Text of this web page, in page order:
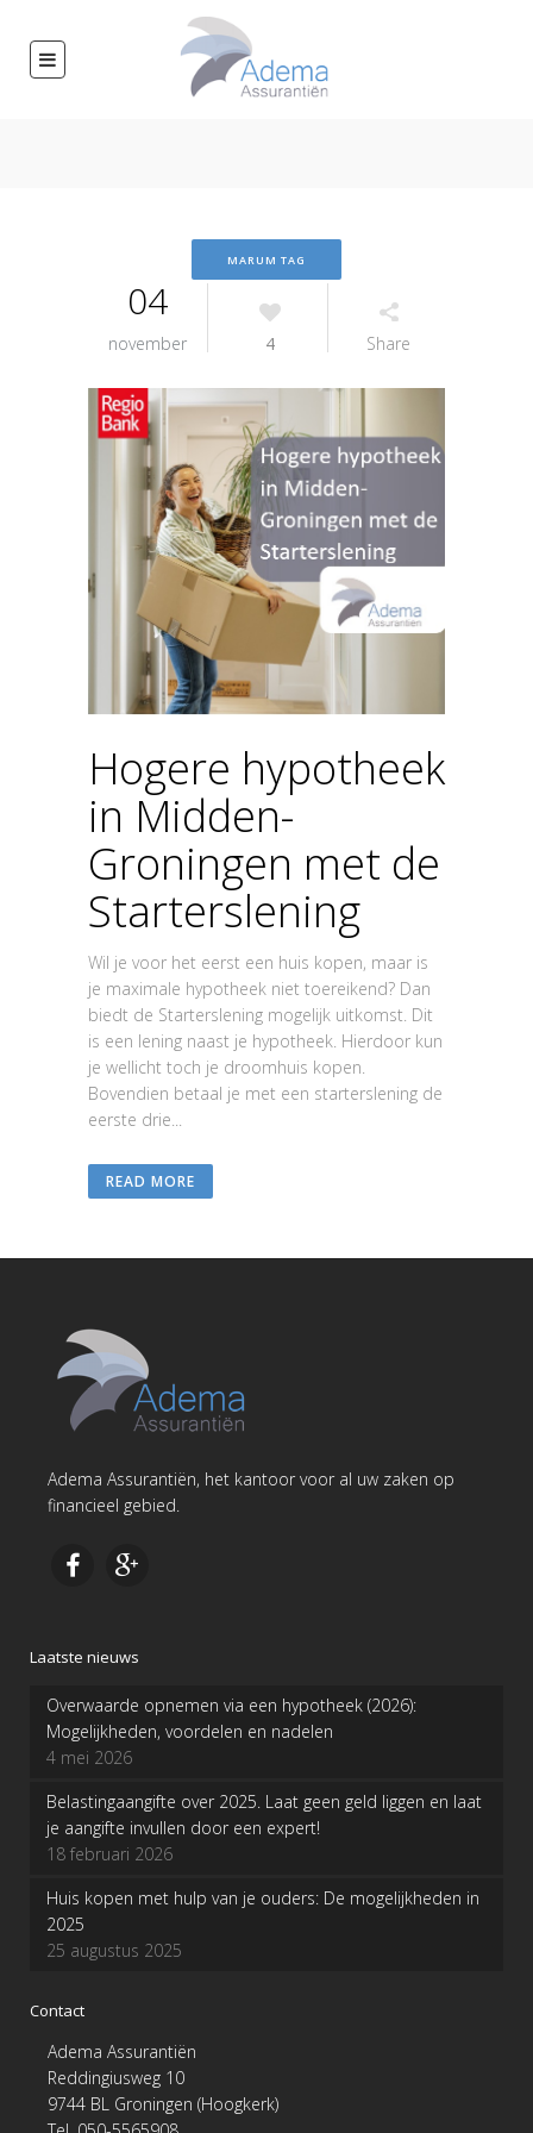
MARUM TAG
04
november 4 Share
Hogere hypotheek
in Midden-
Groningen met de
Starterslening
Wil je voor het eerst een huis kopen, maar is
je maximale hypotheek niet toereikend? Dan
biedt de Starterslening mogelijk uitkomst. Dit
is een lening naast je hypotheek. Hierdoor kun
je wellicht toch je droomhuis kopen.
Bovendien betaal je met een starterslening de
eerste drie...
READ MORE
Adema Assurantiën, het kantoor voor al uw zaken op
financieel gebied.
Laatste nieuws
Overwaarde opnemen via een hypotheek (2026):
Mogelijkheden, voordelen en nadelen
4 mei 2026
Belastingaangifte over 2025. Laat geen geld liggen en laat
je aangifte invullen door een expert!
18 februari 2026
Huis kopen met hulp van je ouders: De mogelijkheden in
2025
25 augustus 2025
Contact
Adema Assurantiën
Reddingiusweg 10
9744 BL Groningen (Hoogkerk)